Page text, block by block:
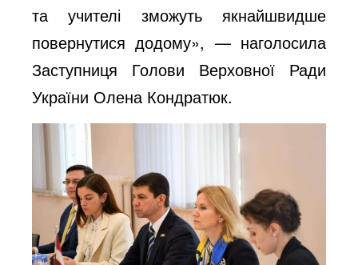
та учителі зможуть якнайшвидше
повернутися додому», — наголосила
Заступниця Голови Верховної Ради
України Олена Кондратюк.